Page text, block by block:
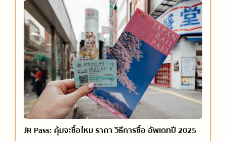
JR Pass: คุ้มจะซื้อไหม ราคา วิธีการซื้อ อัพเดทปี 2025